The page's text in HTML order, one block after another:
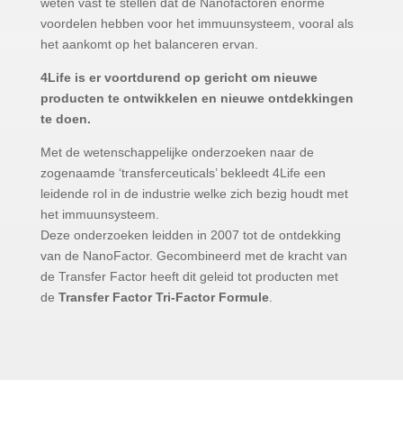
weten vast te stellen dat de Nanofactoren enorme
voordelen hebben voor het immuunsysteem, vooral als
het aankomt op het balanceren ervan.
4Life is er voortdurend op gericht om nieuwe
producten te ontwikkelen en nieuwe ontdekkingen
te doen.
Met de wetenschappelijke onderzoeken naar de
zogenaamde ‘transferceuticals’ bekleedt 4Life een
leidende rol in de industrie welke zich bezig houdt met
het immuunsysteem.
Deze onderzoeken leidden in 2007 tot de ontdekking
van de NanoFactor. Gecombineerd met de kracht van
de Transfer Factor heeft dit geleid tot producten met
de Transfer Factor Tri-Factor Formule.